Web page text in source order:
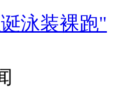
泳装裸跑"